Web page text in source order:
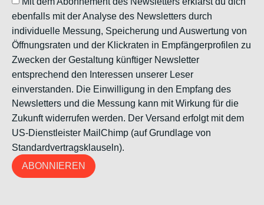
ebenfalls mit der Analyse des Newsletters durch
individuelle Messung, Speicherung und Auswertung von
Öffnungsraten und der Klickraten in Empfängerprofilen zu
Zwecken der Gestaltung künftiger Newsletter
entsprechend den Interessen unserer Leser
einverstanden. Die Einwilligung in den Empfang des
Newsletters und die Messung kann mit Wirkung für die
Zukunft widerrufen werden. Der Versand erfolgt mit dem
US-Dienstleister MailChimp (auf Grundlage von
Standardvertragsklauseln).
ABONNIEREN